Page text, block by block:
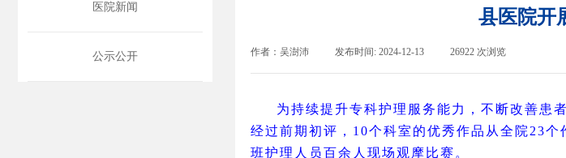
县医院开
作者： 吴澍沛 发布时间: 2024-12-13 26922 次浏览
为持续提升专科护理服务能力，不断改善患
经过前期初评，10个科室的优秀作品从全院23
班护理人员百余人现场观摩比赛。
医院新闻
公示公开